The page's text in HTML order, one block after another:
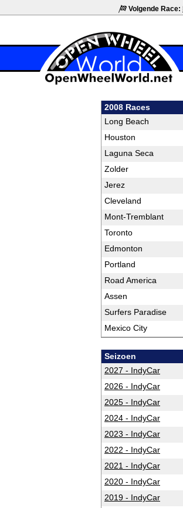
Volgende Race:
2008 Races
Long Beach
Houston
Laguna Seca
Zolder
Jerez
Cleveland
Mont-Tremblant
Toronto
Edmonton
Portland
Road America
Assen
Surfers Paradise
Mexico City
Seizoen
2027 - IndyCar
2026 - IndyCar
2025 - IndyCar
2024 - IndyCar
2023 - IndyCar
2022 - IndyCar
2021 - IndyCar
2020 - IndyCar
2019 - IndyCar